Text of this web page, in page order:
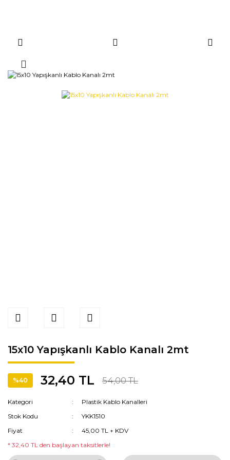
15x10 Yapışkanlı Kablo Kanalı 2mt
%40 32,40 TL 54,00 TL
Kategori
Plastik Kablo Kanalleri
Stok Kodu
YKK1510
Fiyat
45,00 TL + KDV
* 32,40 TL den başlayan taksitlerle!